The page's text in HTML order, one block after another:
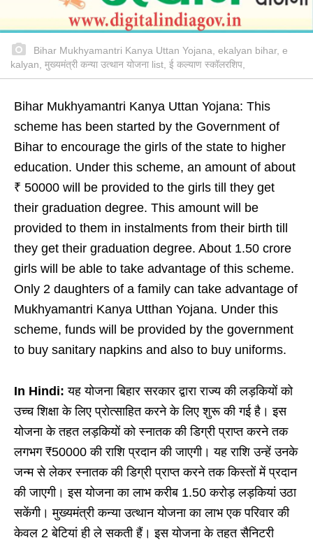
Bihar Mukhyamantri Kanya Uttan Yojana, ekalyan bihar, e
kalyan, मुख्यमंत्री कन्या उत्थान योजना list, ई कल्याण स्कॉलरशिप,
Bihar Mukhyamantri Kanya Uttan Yojana: This
scheme has been started by the Government of
Bihar to encourage the girls of the state to higher
education. Under this scheme, an amount of about
₹ 50000 will be provided to the girls till they get
their graduation degree. This amount will be
provided to them in instalments from their birth till
they get their graduation degree. About 1.50 crore
girls will be able to take advantage of this scheme.
Only 2 daughters of a family can take advantage of
Mukhyamantri Kanya Utthan Yojana. Under this
scheme, funds will be provided by the government
to buy sanitary napkins and also to buy uniforms.
In Hindi: यह योजना बिहार सरकार द्वारा राज्य की लड़कियों को
उच्च शिक्षा के लिए प्रोत्साहित करने के लिए शुरू की गई है। इस
योजना के तहत लड़कियों को स्नातक की डिग्री प्राप्त करने तक
लगभग ₹50000 की राशि प्रदान की जाएगी। यह राशि उन्हें उनके
जन्म से लेकर स्नातक की डिग्री प्राप्त करने तक किस्तों में प्रदान
की जाएगी। इस योजना का लाभ करीब 1.50 करोड़ लड़कियां उठा
सकेंगी। मुख्यमंत्री कन्या उत्थान योजना का लाभ एक परिवार की
केवल 2 बेटियां ही ले सकती हैं। इस योजना के तहत सैनिटरी